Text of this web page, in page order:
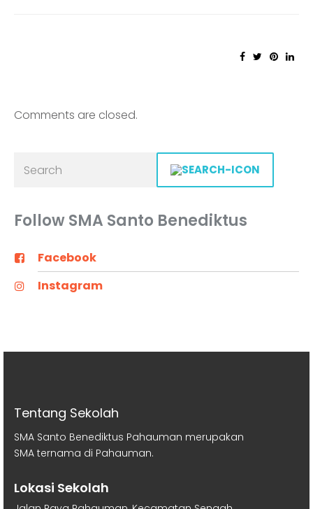
Comments are closed.
Follow SMA Santo Benediktus
Facebook
Instagram
Tentang Sekolah
SMA Santo Benediktus Pahauman merupakan
SMA ternama di Pahauman.
Lokasi Sekolah